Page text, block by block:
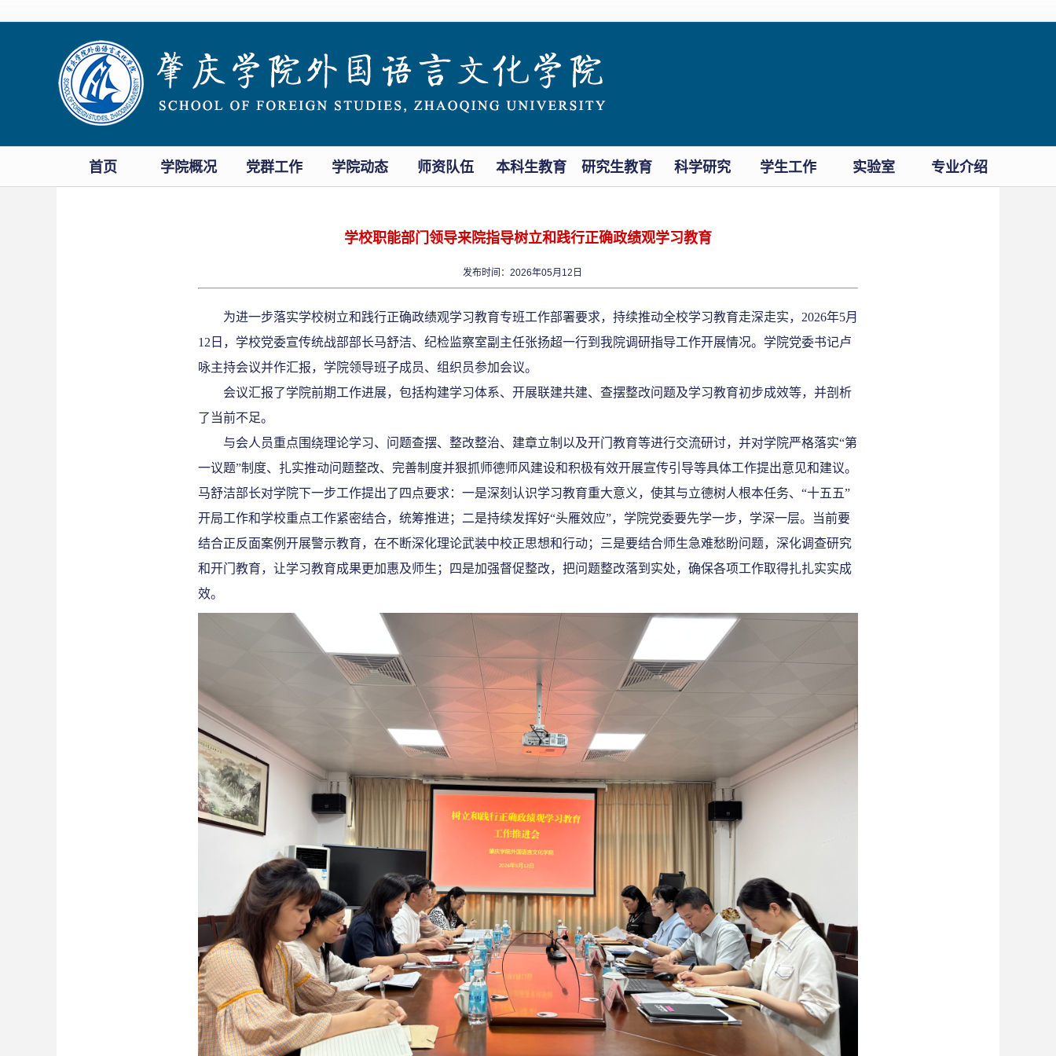
首页 学院概况 党群工作 学院动态 师资队伍 本科生教育 研究生教育 科学研究 学生工作 实验室 专业介绍
学校职能部门领导来院指导树立和践行正确政绩观学习教育
发布时间：2026年05月12日
为进一步落实学校树立和践行正确政绩观学习教育专班工作部署要求，持续推动全校学习教育走深走实， 2026年5月
12日，学校党委宣传统战部部长马舒洁、纪检监察室副主任张扬超一行到 我院调研指导工作开展情况。 学院党委书记卢
咏主持会议并作汇报，学院领导班子成员、组织员参加会议。
会议汇报了学院前期工作进展，包括构建学习体系、开展联建共建、查摆整改问题及学习教育初步成效等，并剖析
了当前不足。
与会人员重点围绕理论学习、 问题查摆、整改整治、建章立制以及开门教育等进行交流研讨，并对学院严格落实“第
一议题”制度、 扎实推动问题整改、 完善制度并狠抓师德师风建设和积极有效开展宣传引导等具体工作提出意见和建议。
马舒洁部长对学院下一步工作提出了四点要求：一是深刻认识学习教育重大意义，使其与立德树人根本任务、 “十五五”
开局工作和学校重点工作紧密结合，统筹推进；二是持续发挥好“头雁效应”， 学院党委要先学一步，学深一层。当前要
结合正反面案例开展警示教育，在不断深化理论武装中校正思想和行动；三是要结合师生急难愁盼问题，深化调查研究
和开门教育，让学习教育成果更加惠及师生；四是加强督促整改，把问题整改落到实处，确保各项工作取得扎扎实实成
效。